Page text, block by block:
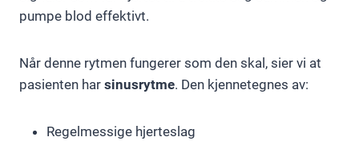
pumpe blod effektivt.
Når denne rytmen fungerer som den skal, sier vi at
pasienten har sinusrytme. Den kjennetegnes av:
Regelmessige hjerteslag